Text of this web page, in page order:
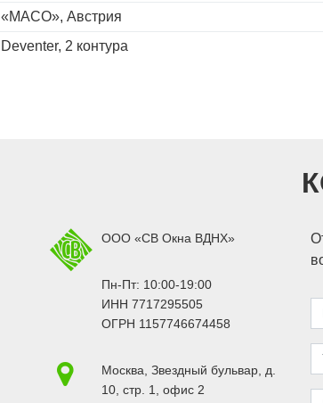
«MACO», Австрия
Deventer, 2 контура
ООО «СВ Окна ВДНХ»
Пн-Пт: 10:00-19:00
ИНН 7717295505
ОГРН 1157746674458
Москва Звездный бульвар, д.
10, стр. 1
, офис 2